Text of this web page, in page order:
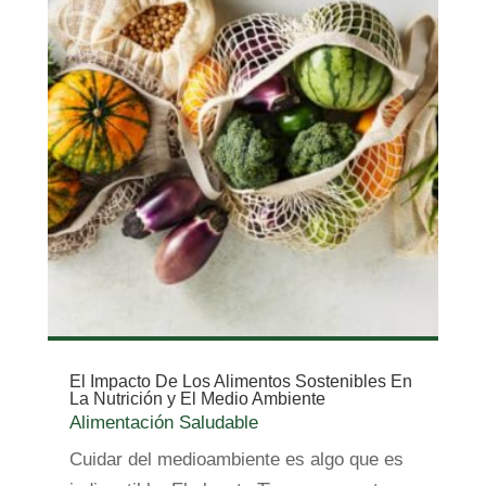
El Impacto De Los Alimentos Sostenibles En
La Nutrición y El Medio Ambiente
Alimentación Saludable
Cuidar del medioambiente es algo que es